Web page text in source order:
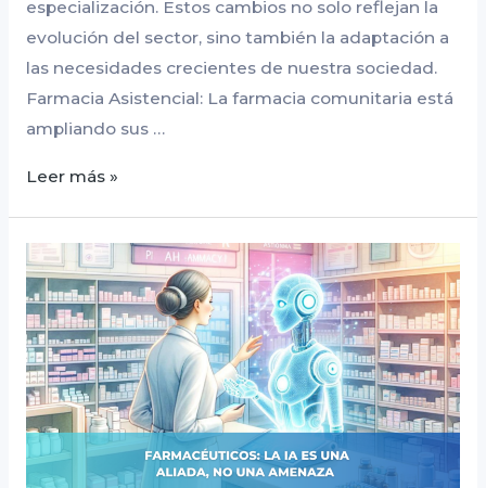
especialización. Estos cambios no solo reflejan la
evolución del sector, sino también la adaptación a
las necesidades crecientes de nuestra sociedad.
Farmacia Asistencial: La farmacia comunitaria está
ampliando sus …
Leer más »
Farmacéuticos:
la
IA
es
una
aliada,
no
una